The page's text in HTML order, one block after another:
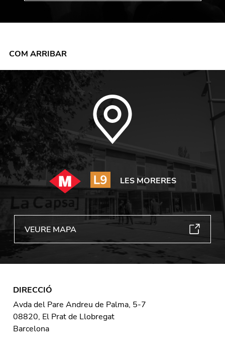
COM ARRIBAR
LES MORERES
VEURE MAPA
DIRECCIÓ
Avda del Pare Andreu de Palma, 5-7
08820, El Prat de Llobregat
Barcelona